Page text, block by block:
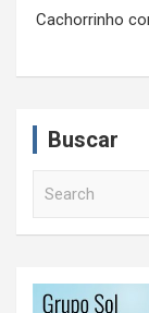
a
d
Cachorrinho
Buscar